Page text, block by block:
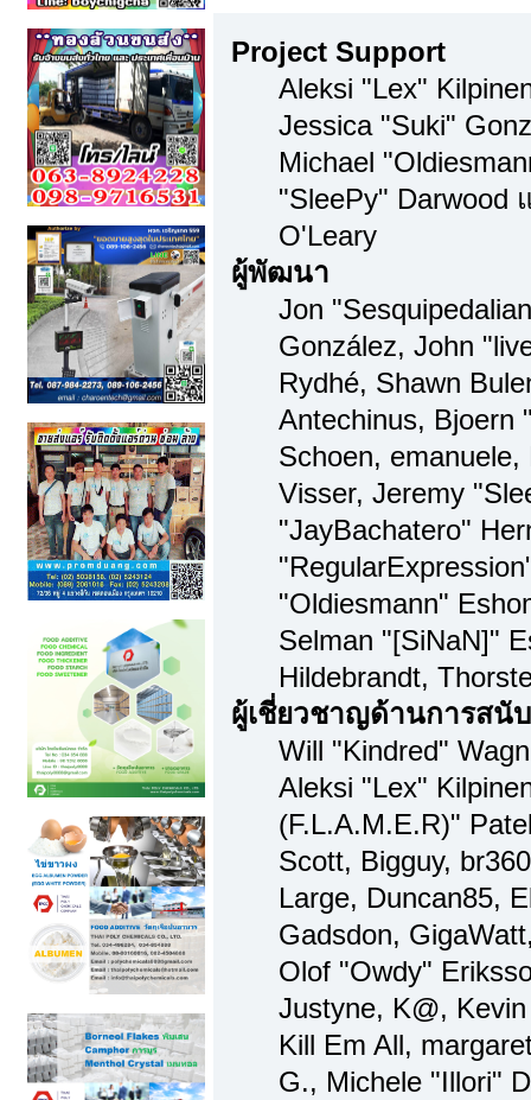
Project Support
Aleksi "Lex"
Jessica "Suki"
Michael
"SleePy" Darwood
O'Leary
ผู้พัฒนา
Jon
González, John
Rydhé, Shawn
Antechinus, Bjoern
Schoen,
Visser, Jeremy
"JayBachatero"
"Oldiesmann"
Selman "[SiNaN]"
Hildebrandt,
ผู้เชี่ยวชาญด้านการสนั
Will "Kindred"
Aleksi "Lex"
(F.L.A.M.E.R)"
Scott, Bigguy,
Large, Duncan85,
Gadsdon,
Olof "Owdy"
Justyne, K@,
Kill Em All,
G., Michele "Illori"